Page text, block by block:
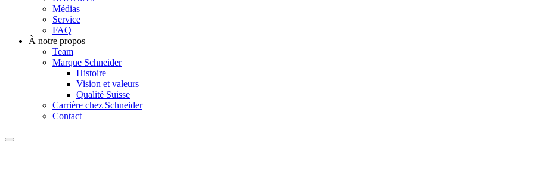
Médias
Service
FAQ
À notre propos
Team
Marque Schneider
Histoire
Vision et valeurs
Qualité Suisse
Carrière chez Schneider
Contact